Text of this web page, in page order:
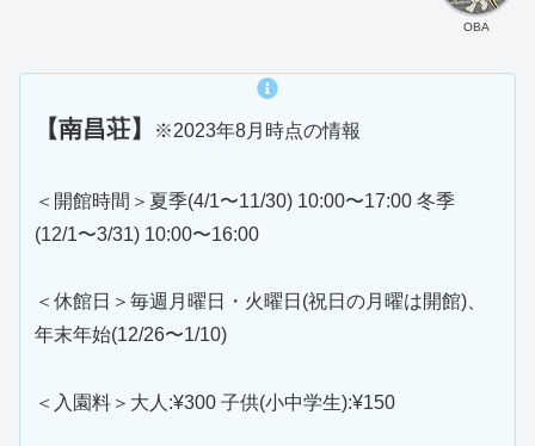
OBA
【南昌荘】 ※2023年8月時点の情報
＜開館時間＞夏季(4/1〜11/30) 10:00〜17:00 冬季
(12/1〜3/31) 10:00〜16:00
＜休館日＞毎週月曜日・火曜日(祝日の月曜は開館)、
年末年始(12/26〜1/10)
＜入園料＞大人:¥300 子供(小中学生):¥150